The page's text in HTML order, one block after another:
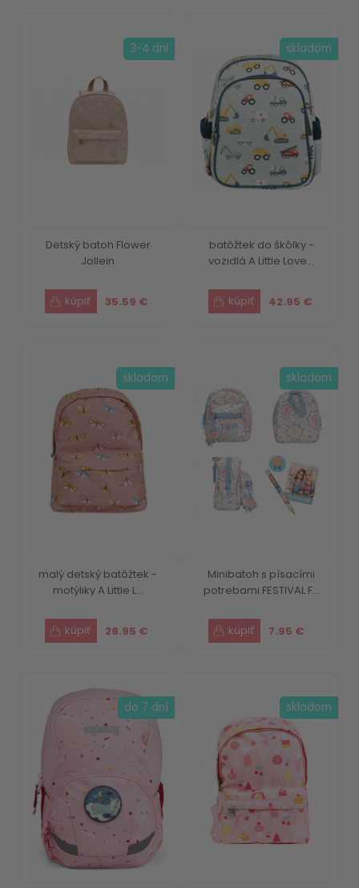
Detský batoh Flower
Jollein
35.59 €
3-4 dni
batôžtek do škôlky -
vozidlá A Little Love...
42.95 €
skladom
malý detský batôžtek -
motýliky A Little L...
29.95 €
skladom
Minibatoh s písacími
potrebami FESTIVAL F...
7.95 €
skladom
do 7 dní skladom